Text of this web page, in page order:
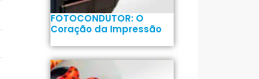
FOTOCONDUTOR: O
Coração da Impressão